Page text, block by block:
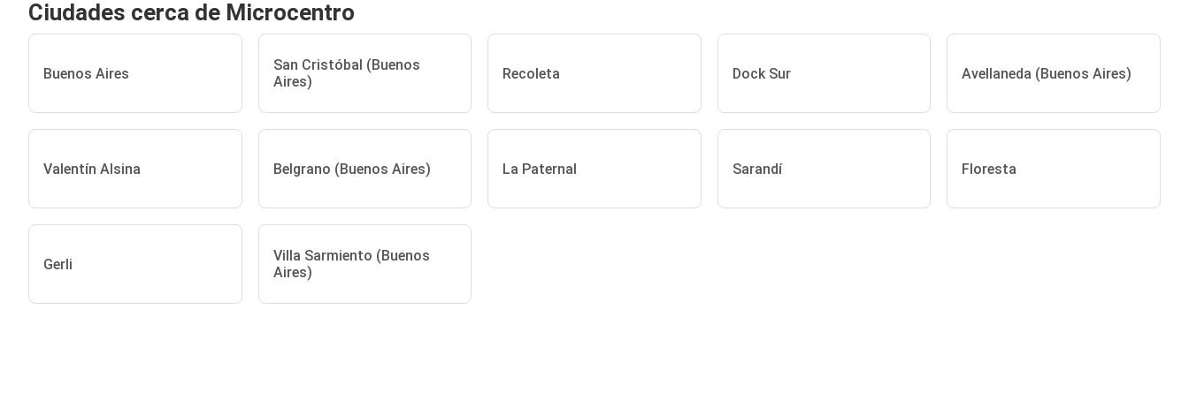
Ciudades cerca de Microcentro
Buenos Aires
San Cristóbal (Buenos
Aires)
Recoleta Dock Sur Avellaneda (Buenos Aires)
Valentín Alsina Belgrano (Buenos Aires) La Paternal Sarandí Floresta
Gerli
Villa Sarmiento (Buenos
Aires)